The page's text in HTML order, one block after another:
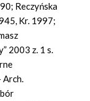
Reczyńska
Kr. 1997;
2003 z. 1 s.
Arch.